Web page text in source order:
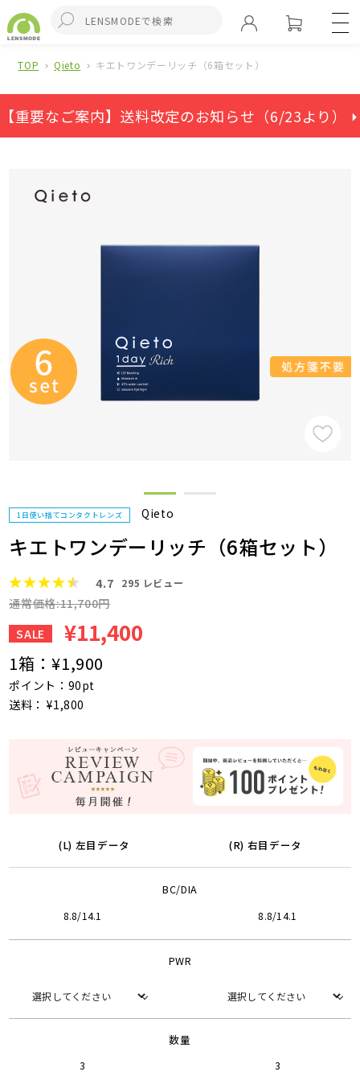
TOP Qieto キエトワンデーリッチ（6箱セット）
【重要なご案内】送料改定のお知らせ（6/23より） ⏵
1日使い捨てコンタクトレンズ Qieto
キエトワンデーリッチ（6箱セット）
4.7 295 レビュー
通常価格:11,700円
SALE
¥11,400
1箱：¥1,900
ポイント：90pt
送料： ¥1,800
(L) 左目データ (R) 右目データ
BC/DIA
8.8/14.1 8.8/14.1
PWR
数量
3 3